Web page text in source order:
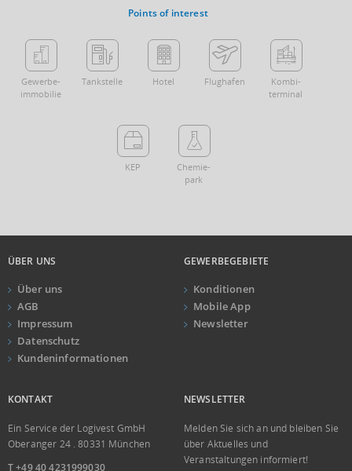
Points of interest
Gewerbe­
immobilie
Tankstelle Hotel Flughafen
Kombi­
terminal
KEP
Chemie­
park
ÜBER UNS
Über uns
AGB
Impressum
Datenschutz
Kundeninformationen
GEWERBEGEBIETE
Konditionen
Mobile App
Newsletter
KONTAKT
Ein Service der Logivest GmbH
Oberanger 24 . 80331 München
T +49 40 4231999030
NEWSLETTER
Melden Sie sich an und bleiben Sie
über Aktuelles und
Veranstaltungen informiert!